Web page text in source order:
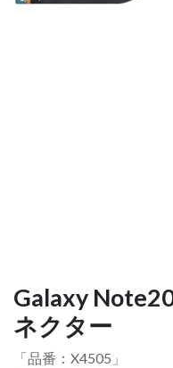
Galaxy
ネクター
「品番： X4505 」